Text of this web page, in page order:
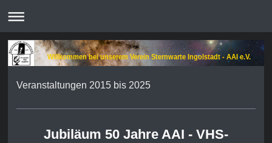
Willkommen bei unserem Verein Sternwarte Ingolstadt - AAI e.V.
Veranstaltungen 2015 bis 2025
Jubiläum 50 Jahre AAI - VHS-